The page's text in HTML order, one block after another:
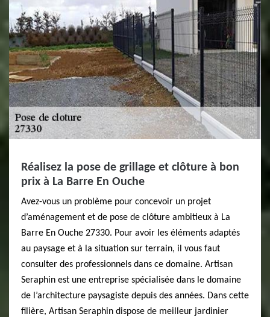
Réalisez la pose de grillage et clôture à bon
prix à La Barre En Ouche
Avez-vous un problème pour concevoir un projet
d’aménagement et de pose de clôture ambitieux à La
Barre En Ouche 27330. Pour avoir les éléments adaptés
au paysage et à la situation sur terrain, il vous faut
consulter des professionnels dans ce domaine. Artisan
Seraphin est une entreprise spécialisée dans le domaine
de l’architecture paysagiste depuis des années. Dans cette
filière, Artisan Seraphin dispose de meilleur jardinier